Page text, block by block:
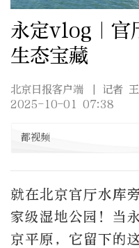
永定vlog｜官
生态宝藏
北京日报客户端
| 记者
2025-10-01 07:38
都视频
就在北京官厅水库
家级湿地公园！当
京平原，它留下的